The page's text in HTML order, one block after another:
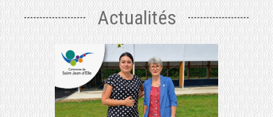
Actualités